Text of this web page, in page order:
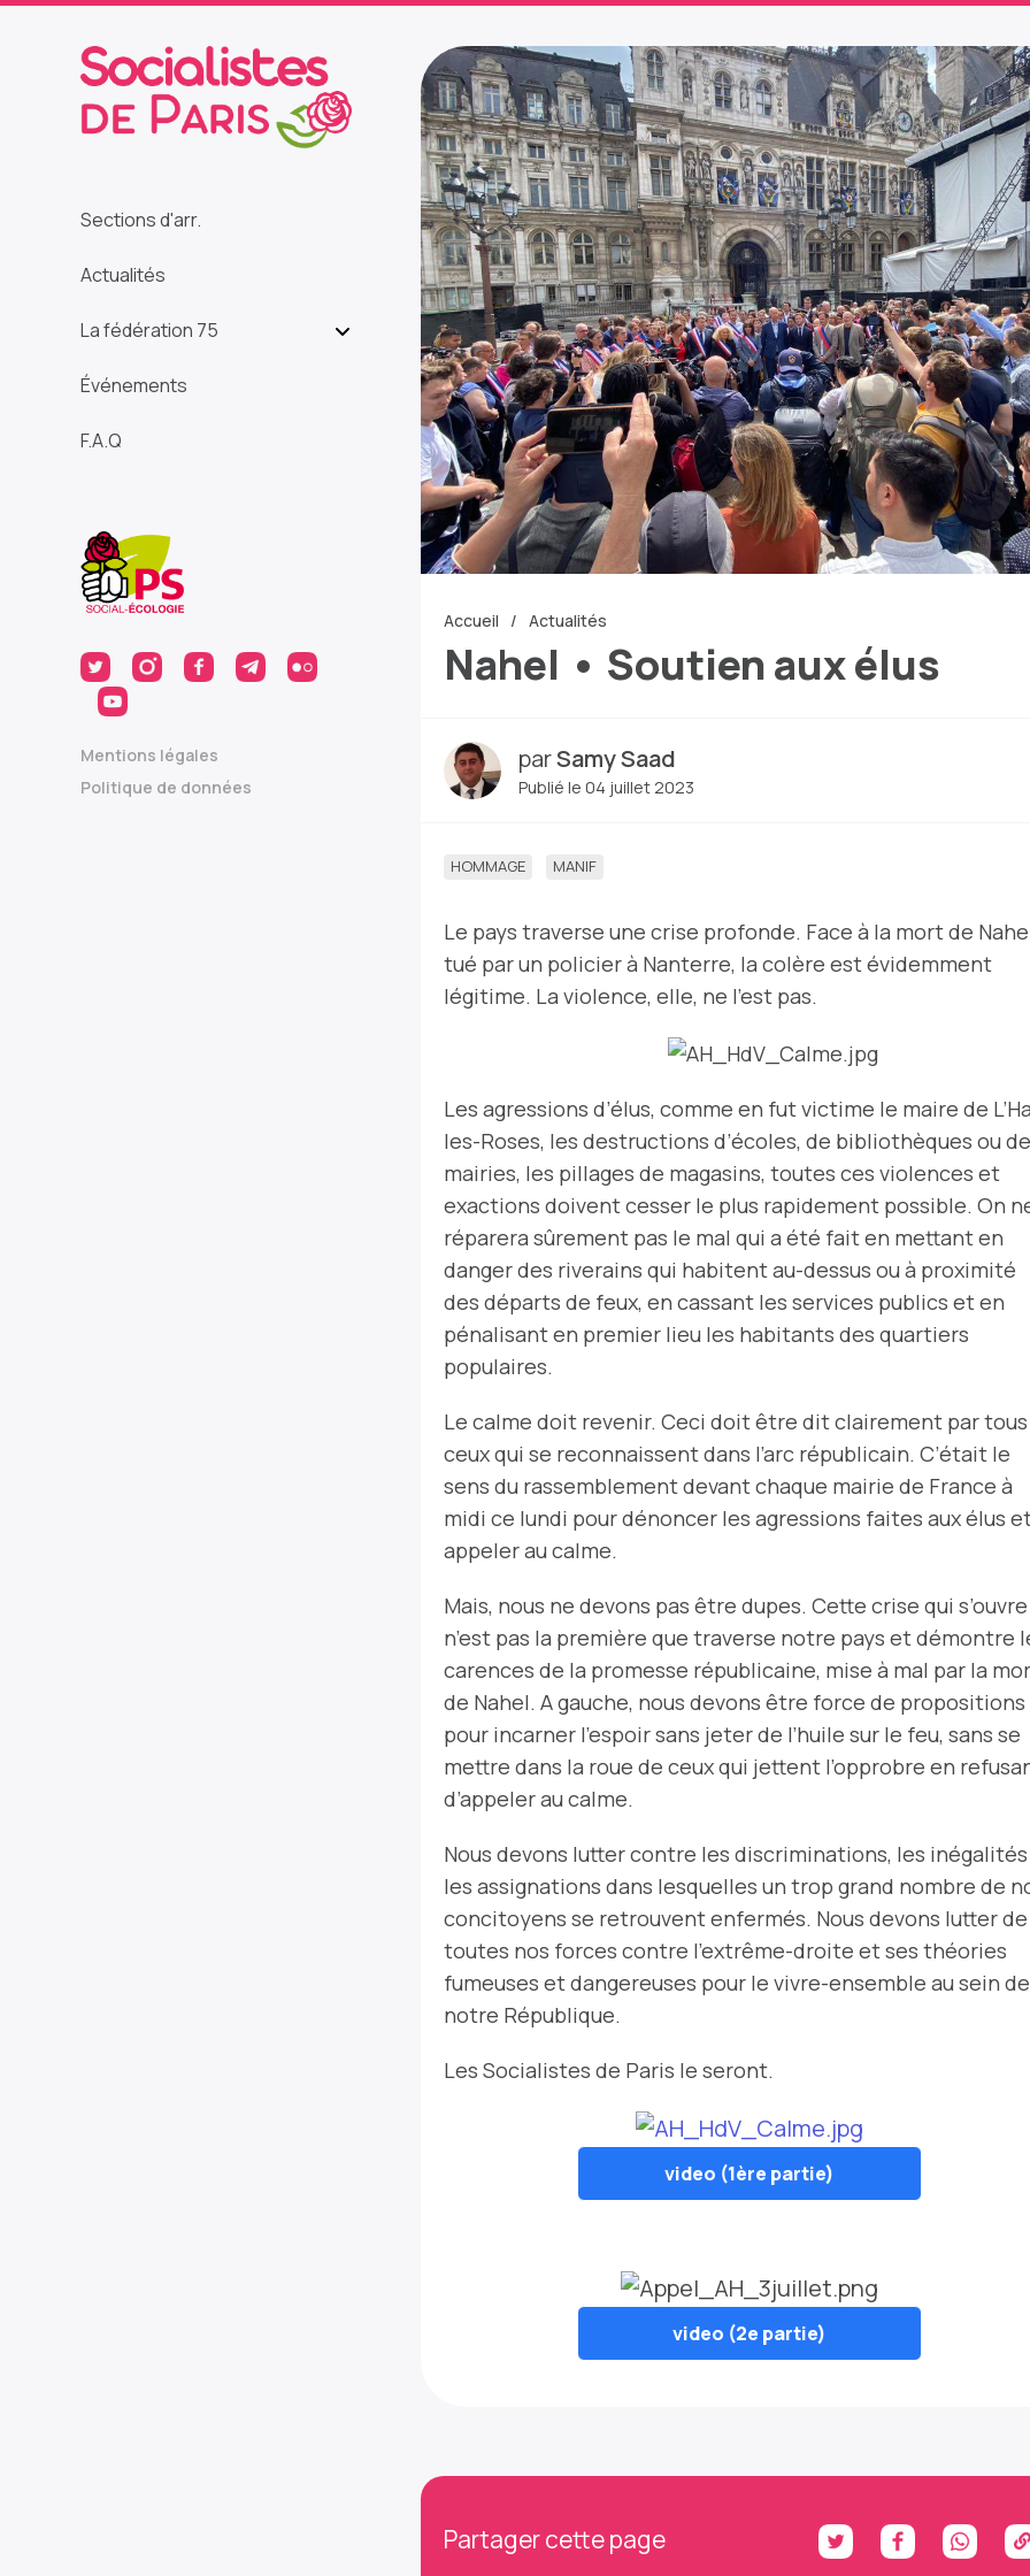
Sections d'arr.
Actualités
La fédération 75
Événements
F.A.Q
Mentions légales
Politique de données
Accueil Actualités
Nahel • Soutien aux élus
parSamy Saad
Publié le 04 juillet 2023
HOMMAGE MANIF
Le pays traverse une crise profonde. Face à la mort de
tué par un policier à Nanterre, la colère est évidemment
légitime. La violence, elle, ne l’est pas.
Les agressions d’élus, comme en fut victime le maire de
les-Roses, les destructions d’écoles, de bibliothèques ou de
mairies, les pillages de magasins, toutes ces violences et
exactions doivent cesser le plus rapidement possible. On
réparera sûrement pas le mal qui a été fait en mettant en
danger des riverains qui habitent au-dessus ou à proximité
des départs de feux, en cassant les services publics et en
pénalisant en premier lieu les habitants des quartiers
populaires.
Le calme doit revenir. Ceci doit être dit clairement par tous
ceux qui se reconnaissent dans l’arc républicain. C’était le
sens du rassemblement devant chaque mairie de France à
midi ce lundi pour dénoncer les agressions faites aux élus
appeler au calme.
Mais, nous ne devons pas être dupes. Cette crise qui s’ouvre
n’est pas la première que traverse notre pays et démontre
carences de la promesse républicaine, mise à mal par la
de Nahel. A gauche, nous devons être force de propositions
pour incarner l’espoir sans jeter de l’huile sur le feu, sans se
mettre dans la roue de ceux qui jettent l’opprobre en
d’appeler au calme.
Nous devons lutter contre les discriminations, les
les assignations dans lesquelles un trop grand nombre de
concitoyens se retrouvent enfermés. Nous devons lutter de
toutes nos forces contre l’extrême-droite et ses théories
fumeuses et dangereuses pour le vivre-ensemble au sein de
notre République.
Les Socialistes de Paris le seront.
video (1ère partie)
video (2e partie)
Partager cette page